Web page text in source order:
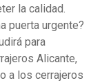
la calidad.
puerta urgente?
para
Alicante,
a los cerrajeros